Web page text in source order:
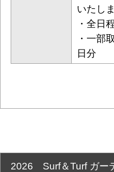
いたし
・全日
・一部
日分
2026 Surf＆Turf ガー